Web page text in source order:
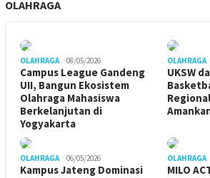
OLAHRAGA
OLAHRAGA 08/05/2026
Campus League Gandeng
UII, Bangun Ekosistem
Olahraga Mahasiswa
Berkelanjutan di
Yogyakarta
OLAHRAGA
UKSW
OLAHRAGA 06/05/2026
Kampus Jateng Dominasi
OLAHRAGA
MILO